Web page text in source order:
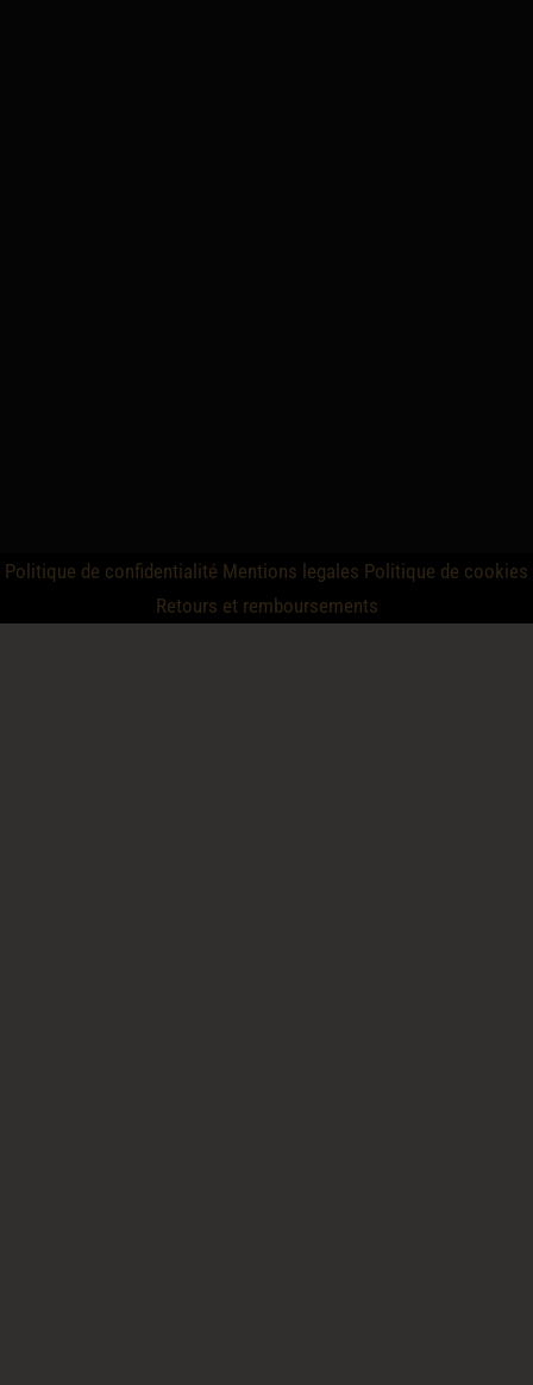
Politique de confidentialité Mentions legales Politique de cookies
Retours et remboursements